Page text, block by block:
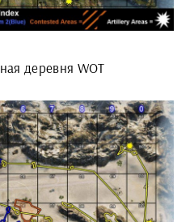
деревня WOT